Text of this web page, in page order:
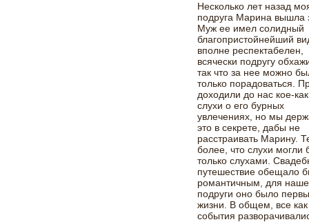
Несколько лет назад
подруга Марина вышла
Муж ее имел солидный
благопристойнейший
вполне респектабелен,
всячески подругу
так что за нее можно
только порадоваться.
доходили до нас кое-
слухи о его бурных
увлечениях, но мы
это в секрете, дабы не
расстраивать Марину.
более, что слухи могли
только слухами.
путешествие обещало
романтичным, для
подруги оно было
жизни. В общем, все
события